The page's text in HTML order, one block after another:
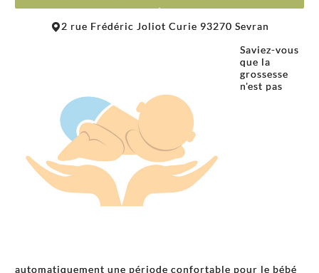
2 rue Frédéric Joliot Curie 93270 Sevran
Saviez-vous
que la
grossesse
n'est pas
automatiquement une période confortable pour le bébé